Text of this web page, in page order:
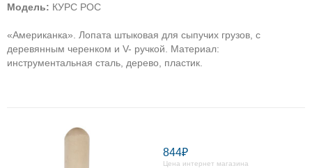
Модель: КУРС РОС
«Американка». Лопата штыковая для сыпучих грузов, с
деревянным черенком и V- ручкой. Материал:
инструментальная сталь, дерево, пластик.
844₽
Цена интернет магазина